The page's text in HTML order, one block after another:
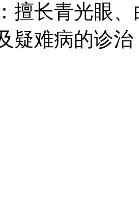
擅长青光眼
疑难病的诊